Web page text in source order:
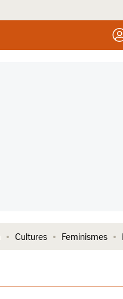
Cultures Feminismes